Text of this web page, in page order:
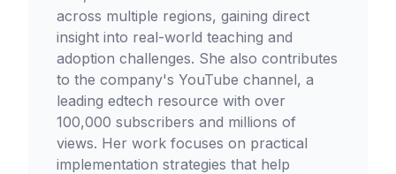
across multiple regions, gaining direct
insight into real-world teaching and
adoption challenges. She also contributes
to the company's YouTube channel, a
leading edtech resource with over
100,000 subscribers and millions of
views. Her work focuses on practical
implementation strategies that help